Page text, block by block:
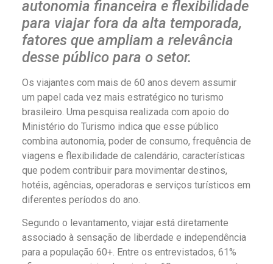
autonomia financeira e flexibilidade
para viajar fora da alta temporada,
fatores que ampliam a relevância
desse público para o setor.
Os viajantes com mais de 60 anos devem assumir
um papel cada vez mais estratégico no turismo
brasileiro. Uma pesquisa realizada com apoio do
Ministério do Turismo indica que esse público
combina autonomia, poder de consumo, frequência de
viagens e flexibilidade de calendário, características
que podem contribuir para movimentar destinos,
hotéis, agências, operadoras e serviços turísticos em
diferentes períodos do ano.
Segundo o levantamento, viajar está diretamente
associado à sensação de liberdade e independência
para a população 60+. Entre os entrevistados, 61%